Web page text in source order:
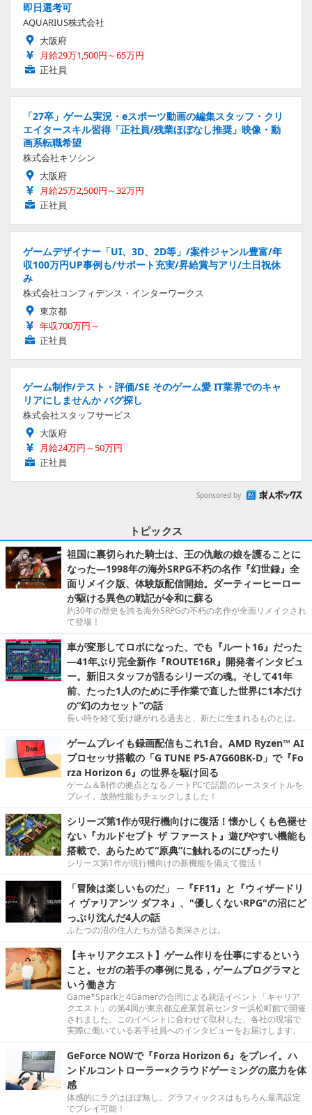
即日選考可
AQUARIUS株式会社
大阪府
月給29万1,500円～65万円
正社員
「27卒」ゲーム実況・eスポーツ動画の編集スタッフ・クリ
エイタースキル習得「正社員/残業ほぼなし推奨」映像・動
画系転職希望
株式会社キソシン
大阪府
月給25万2,500円～32万円
正社員
ゲームデザイナー「UI、3D、2D等」/案件ジャンル豊富/年
収100万円UP事例も/サポート充実/昇給賞与アリ/土日祝休
み
株式会社コンフィデンス・インターワークス
東京都
年収700万円～
正社員
ゲーム制作/テスト・評価/SE そのゲーム愛 IT業界でのキャ
リアにしませんか バグ探し
株式会社スタッフサービス
大阪府
月給24万円～50万円
正社員
Sponsored by
トピックス
祖国に裏切られた騎士は、王の仇敵の娘を護ることに
なった―1998年の海外SRPG不朽の名作『幻世録』全
面リメイク版、体験版配信開始。ダーティーヒーロー
が駆ける異色の戦記が令和に蘇る
約30年の歴史を誇る海外SRPGの不朽の名作が全面リメイクされ
て登場！
車が変形してロボになった、でも『ルート16』だった
―41年ぶり完全新作『ROUTE16R』開発者インタビュ
ー。新旧スタッフが語るシリーズの魂。そして41年
前、たった1人のために手作業で直した世界に1本だけ
の“幻のカセット”の話
長い時を経て受け継がれる過去と、新たに生まれるものとは。
ゲームプレイも録画配信もこれ1台。AMD Ryzen™ AI
プロセッサ搭載の「G TUNE P5-A7G60BK-D」で『Fo
rza Horizon 6』の世界を駆け回る
ゲーム＆制作の拠点となるノートPCで話題のレースタイトルを
プレイ。放熱性能もチェックしました！
シリーズ第1作が現行機向けに復活！懐かしくも色褪せ
ない『カルドセプト ザ ファースト』遊びやすい機能も
搭載で、あらためて“原典”に触れるのにぴったり
シリーズ第1作が現行機向けの新機能を備えて復活！
「冒険は楽しいものだ」 ─『FF11』と『ウィザードリ
ィ ヴァリアンツ ダフネ』、"優しくないRPG"の沼にど
っぷり沈んだ4人の話
ふたつの沼の住人たちが語る奥深さとは。
【キャリアクエスト】ゲーム作りを仕事にするという
こと。セガの若手の事例に見る，ゲームプログラマと
いう働き方
Game*Sparkと4Gamerの合同による就活イベント「キャリア
クエスト」の第4回が東京都立産業貿易センター浜松町館で開催
されました。このイベントに合わせて取材した、各社の現場で
実際に働いている若手社員へのインタビューをお届けします。
GeForce NOWで『Forza Horizon 6』をプレイ。ハ
ンドルコントローラー×クラウドゲーミングの底力を体
感
体感的にラグはほぼ無し。グラフィックスはもちろん最高設定
でプレイ可能！